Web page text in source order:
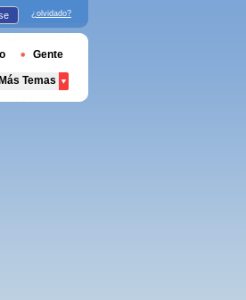
¿olvidado?
Gente
Más Temas